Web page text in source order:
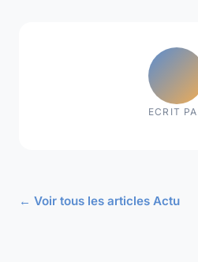
ECRIT
← Voir tous les articles Actu